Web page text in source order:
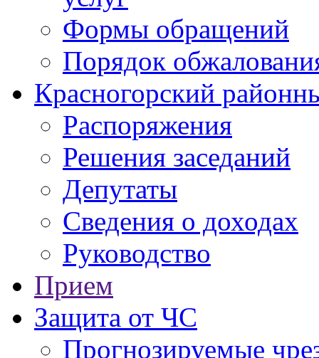
Формы обращений
Порядок
Красногорский
Распоряжения
Решения заседаний
Депутаты
Сведения о доходах
Руководство
Прием
Защита от ЧС
Прогнозируемые